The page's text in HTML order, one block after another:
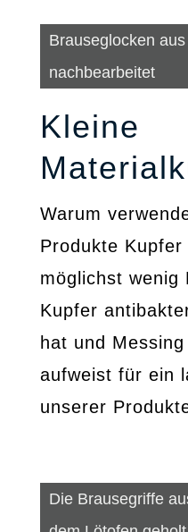
Kleine
Warum
Produkte Kupfer
möglichst wenig
Kupfer
hat und
aufweist für ein
unserer
Brauseglocken
nachbearbeitet
Die Brausegriffe